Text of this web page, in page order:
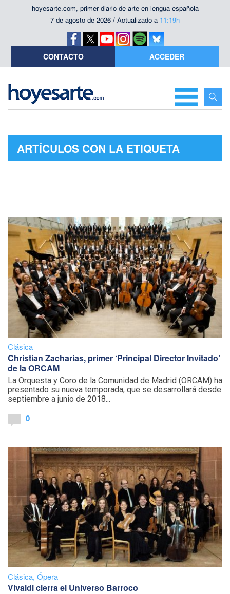
hoyesarte.com, primer diario de arte en lengua española
7 de agosto de 2026 / Actualizado a 11:19h
CONTACTO ACCEDER
ARTÍCULOS CON LA ETIQUETA
Clásica
Christian Zacharias, primer ‘Principal Director Invitado’
de la ORCAM
La Orquesta y Coro de la Comunidad de Madrid (ORCAM) ha
presentado su nueva temporada, que se desarrollará desde
septiembre a junio de 2018...
0
Clásica, Ópera
Vivaldi cierra el Universo Barroco